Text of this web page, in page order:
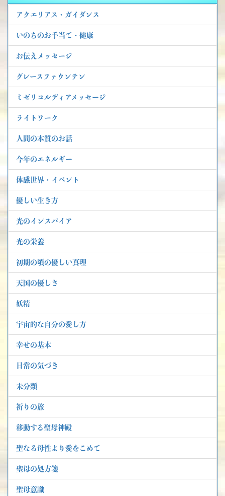
アクエリアス・ガイダンス
いのちのお手当て・健康
お伝えメッセージ
グレースファウンテン
ミゼリコルディアメッセージ
ライトワーク
人間の本質のお話
今年のエネルギー
体感世界・イベント
優しい生き方
光のインスパイア
光の栄養
初期の頃の優しい真理
天国の優しさ
妖精
宇宙的な自分の愛し方
幸せの基本
日常の気づき
未分類
祈りの旅
移動する聖母神殿
聖なる母性より愛をこめて
聖母の処方箋
聖母意識